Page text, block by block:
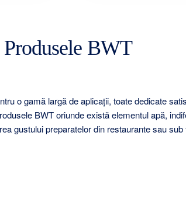
Produsele BWT
o gamă largă de aplicații, toate dedicate
BWT oriunde există elementul apă,
gustului preparatelor din restaurante sau